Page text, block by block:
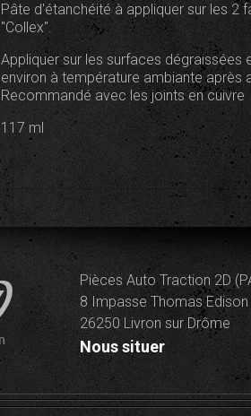
Pâte d'étanchéité à appliquer sur les 2
"Collex".
Appliquer sur les surfaces
environ à température ambiante après
Recommandé avec les joints en
117 ml
Pièces Auto Traction 2D
8 Impasse Thomas
26250 Livron sur Drôme
Nous situer